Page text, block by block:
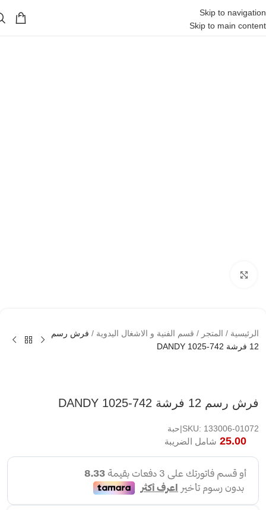
Skip to navigation
Skip to main content
الرئيسية / المتجر / قسم الفنية و الاشغال اليدوية / فرش رسم
12 فرشة DANDY 1025-742
فرش رسم 12 فرشة DANDY 1025-742
SKU: 133006-01072|حبة
25.00 شامل الضريبة